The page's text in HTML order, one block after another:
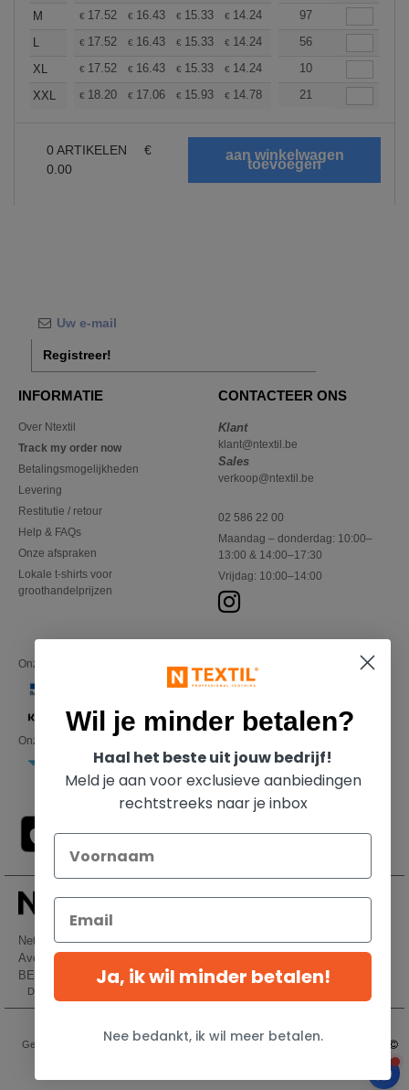
M
€ 17.52 € 16.43 € 15.33 € 14.24 13.14
97
L
€ 17.52 € 16.43 € 15.33 € 14.24 13.14
56
XL
€ 17.52 € 16.43 € 15.33 € 14.24 13.14
10
XXL
€ 18.20 € 17.06 € 15.93 € 14.78 13.65
21
0 ARTIKELEN
€
0.00
Registreer!
INFORMATIE
Over Ntextil
Track my order now
Betalingsmogelijkheden
Levering
Restitutie / retour
Help & FAQs
Onze afspraken
Lokale t-shirts voor
groothandelprijzen
CONTACTEER ONS
Klant
klant@ntextil.be
Sales
verkoop@ntextil.be
02 586 22 00
Maandag – donderdag: 10:00–
13:00 & 14:00–17:30
Vrijdag: 10:00–14:00
Onze financiële partners
Onze transporteurs
Netenders Belgium SRL
Avenue Hermann-Debroux 54, 1160, Bruxelles
BE61 3632 1629 8017
Dit is GEEN retouradres. Voor retourzending, zie hier
Wettelijke bepalingen Privacybeleid
Algemene Toegangs - En
Gebruiksvoorwaarden
Algemene Contractvoorwaarden
Wil je minder betalen?
Haal het beste uit jouw bedrijf!
Meld je aan voor exclusieve aanbiedingen
rechtstreeks naar je inbox
Ja, ik wil minder betalen!
Nee bedankt, ik wil meer betalen.